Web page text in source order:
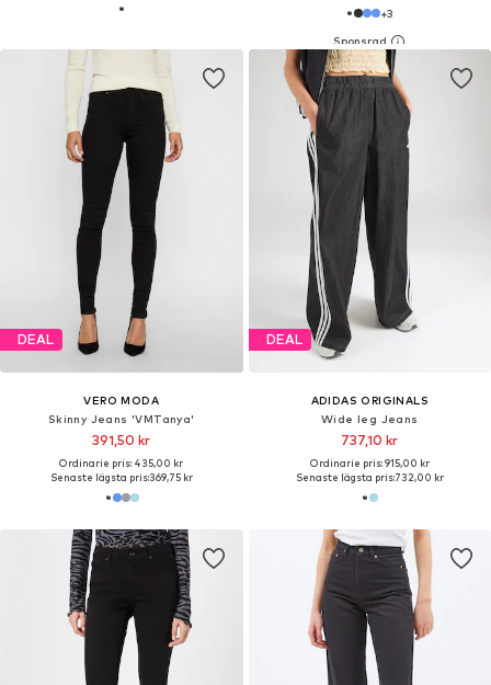
+3
DEAL
VERO MODA
Skinny Jeans 'VMTanya'
391,50 kr
Ordinarie pris: 435,00 kr
Senaste lägsta pris:369,75 kr
DEAL
ADIDAS ORIGINALS
Wide leg Jeans
737,10 kr
Ordinarie pris: 915,00 kr
Senaste lägsta pris:732,00 kr